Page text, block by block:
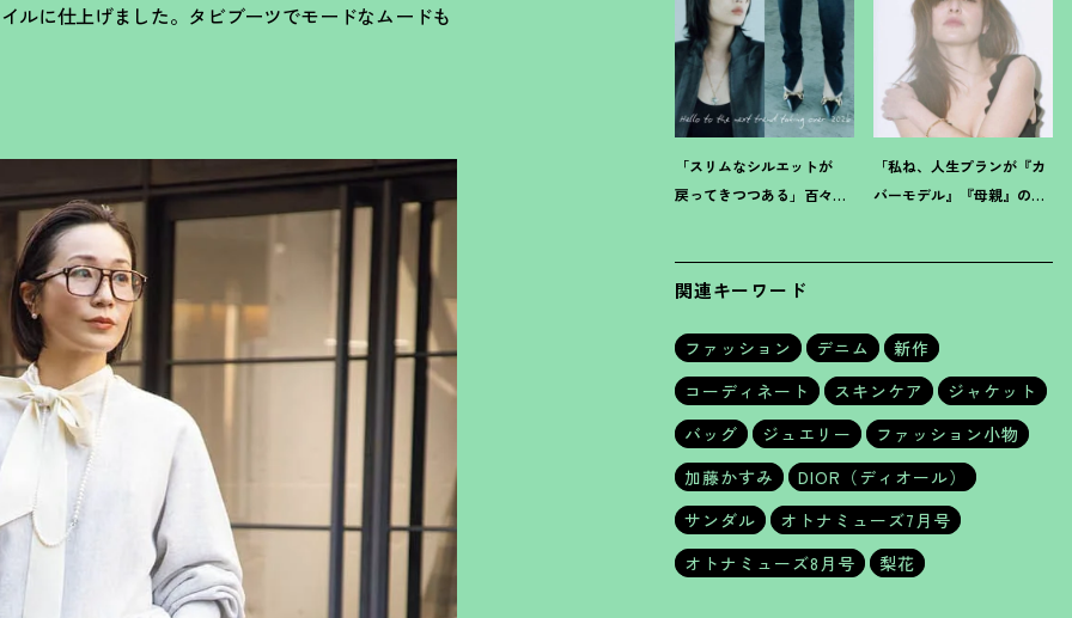
ルに仕上げました。タビブーツでモードなムードも
「スリムなシルエットが
戻ってきつつある」百々千
「私ね、人生プランが『カ
バーモデル』『母親』の二
関連キーワード
ファッション デニム
新作
コーディネート
スキンケア
ジャケット
バッグ
ジュエリー
ファッション小物
加藤かすみ
DIOR（ディオール）
サンダル
オトナミューズ7月号
オトナミューズ8月号
梨花